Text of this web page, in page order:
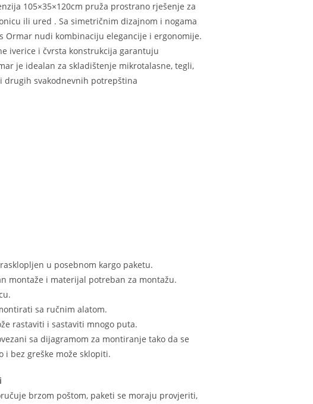
105×35×120cm pruža prostrano rješenje za
ili ured . Sa simetričnim dizajnom i nogama
Ormar nudi kombinaciju elegancije i ergonomije.
iverice i čvrsta konstrukcija garantuju
je idealan za skladištenje mikrotalasne, tegli,
drugih svakodnevnih potrepština
u posebnom kargo paketu.
montaže i materijal potreban za montažu.
sa ručnim alatom.
rastaviti i sastaviti mnogo puta.
sa dijagramom za montiranje tako da se
i bez greške može sklopiti.
brzom poštom, paketi se moraju provjeriti,